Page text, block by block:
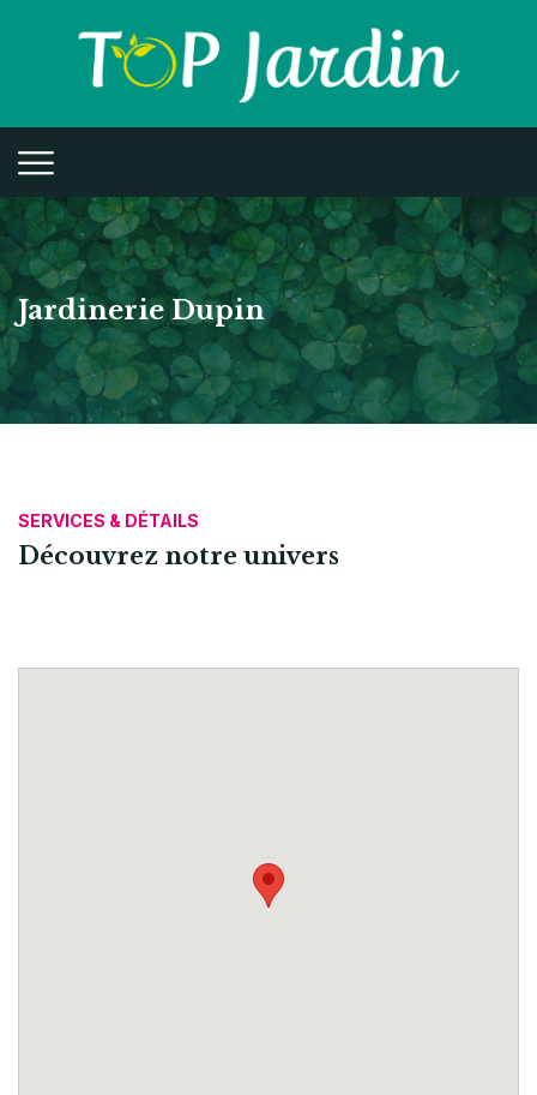
Jardinerie Dupin
SERVICES & DÉTAILS
Découvrez notre univers